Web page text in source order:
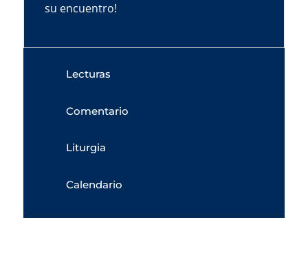
su encuentro!
Lecturas
Comentario
Liturgia
Calendario